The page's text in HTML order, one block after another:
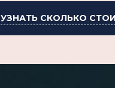
УЗНАТЬ СКОЛЬКО